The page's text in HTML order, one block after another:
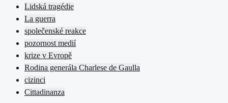
Lidská tragédie
La guerra
společenské reakce
pozornost medií
krize v Evropě
Rodina generála Charlese de Gaulla
cizinci
Cittadinanza